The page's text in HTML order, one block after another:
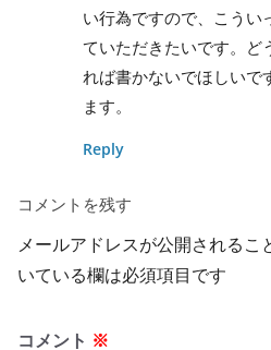
い行為ですので、こうい
ていただきたいです。ど
れば書かないでほしいで
ます。
Reply
コメントを残す
メールアドレスが公開されるこ
いている欄は必須項目です
コメント ※